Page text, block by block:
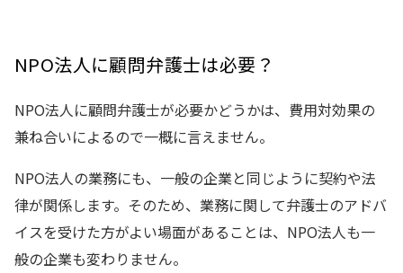
NPO法人に顧問弁護士は必要？
NPO法人に顧問弁護士が必要かどうかは、費用対効果の
兼ね合いによるので一概に言えません。
NPO法人の業務にも、一般の企業と同じように契約や法
律が関係します。そのため、業務に関して弁護士のアドバ
イスを受けた方がよい場面があることは、NPO法人も一
般の企業も変わりません。